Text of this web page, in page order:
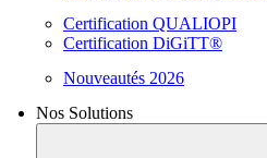
Certification QUALIOPI
Certification DiGiTT®
Nouveautés 2026
Nos Solutions